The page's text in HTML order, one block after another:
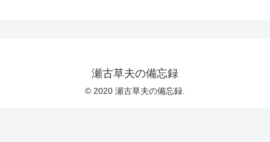
瀬古草夫の備忘録
© 2020 瀬古草夫の備忘録.